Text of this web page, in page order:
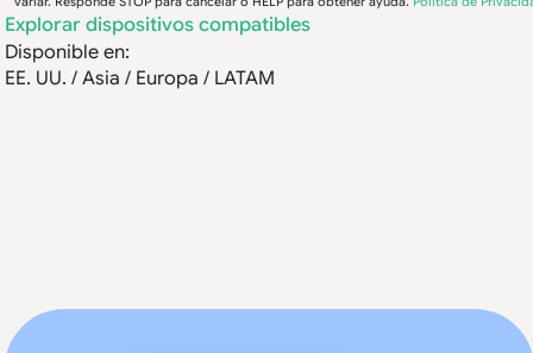
Explorar dispositivos compatibles
Disponible en:
EE. UU. / Asia / Europa / LATAM